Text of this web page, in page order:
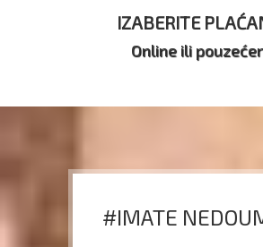
IZABERITE
Online ili
#IMATE